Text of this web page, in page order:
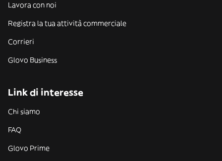
Lavora con noi
Registra la tua attività commerciale
Corrieri
Glovo Business
Link di interesse
Chi siamo
FAQ
Glovo Prime